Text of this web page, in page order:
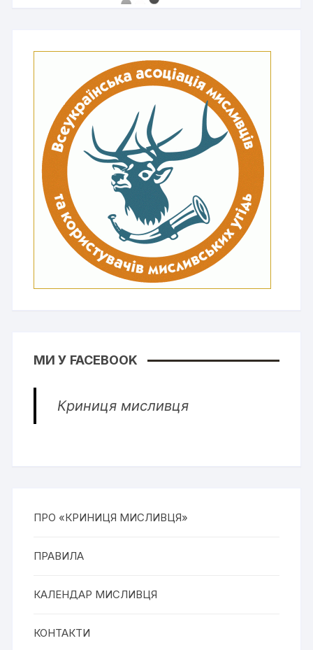
МИ У FACEBOOK
Криниця мисливця
ПРО «КРИНИЦЯ МИСЛИВЦЯ»
ПРАВИЛА
КАЛЕНДАР МИСЛИВЦЯ
КОНТАКТИ